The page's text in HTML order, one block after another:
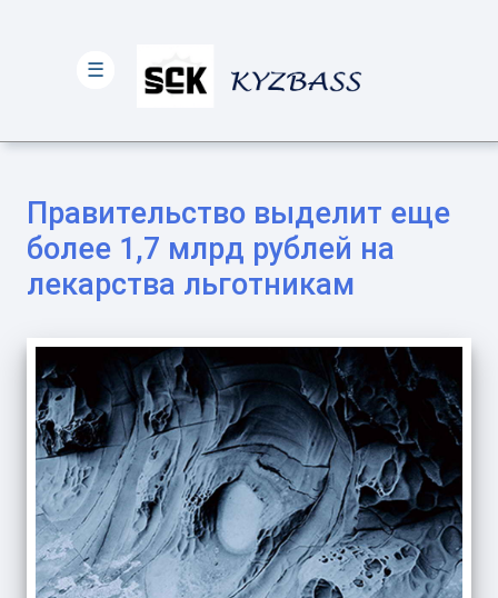
Правительство выделит еще
более 1,7 млрд рублей на
лекарства льготникам
☰